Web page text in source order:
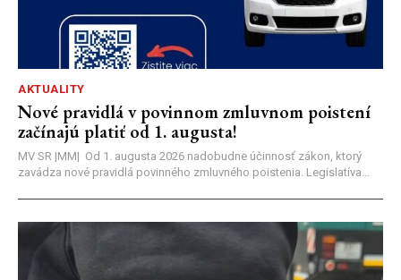
AKTUALITY
Nové pravidlá v povinnom zmluvnom poistení
začínajú platiť od 1. augusta!
MV SR |MM| Od 1. augusta 2026 nadobudne účinnosť zákon, ktorý
zavádza nové pravidlá povinného zmluvného poistenia. Legislatíva...